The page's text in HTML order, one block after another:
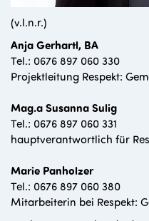
(v.l.n.r.)
Anja Gerhartl, BA
Tel.: 0676 897 060 330
Projektleitung Respekt:
Mag.a Susanna Sulig
Tel.: 0676 897 060 331
hauptverantwortlich für
Marie Panholzer
Tel.: 0676 897 060 380
Mitarbeiterin bei Respekt: